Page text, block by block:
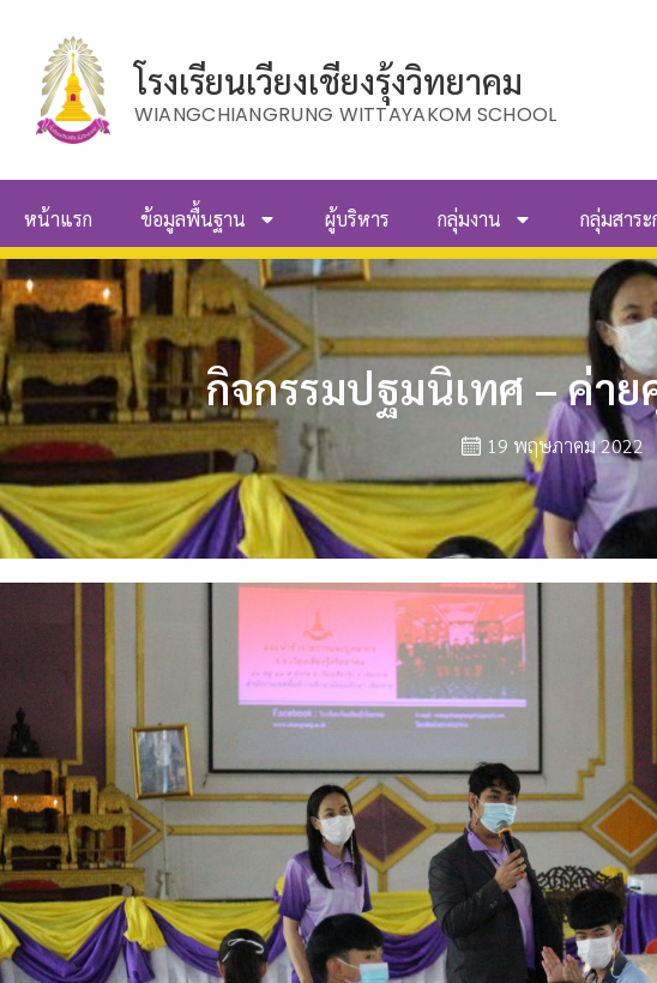
โรงเรียนเวียงเชียงรุ้งวิทยาคม
WIANGCHIANGRUNG WITTAYAKOM SCHOOL
หน้าแรก ข้อมูลพื้นฐาน ผู้บริหาร กลุ่มงาน กลุ่มสาระ
กิจกรรมปฐมนิเทศ – ค่า
19 พฤษภาคม 2022